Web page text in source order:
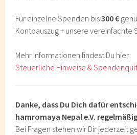
Für einzelne Spenden bis300 €
Kontoauszug + unsere vereinfachte
Mehr Informationen findest Du hier:
Steuerliche Hinweise &
Danke, dass Du Dich dafür
hamromaya Nepal e.V.
Bei Fragen stehen wir Dir jederzeit